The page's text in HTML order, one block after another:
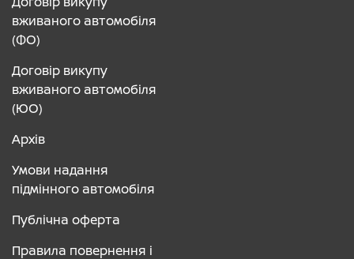
вживаного автомобіля
(ФО)
Договір викупу
вживаного автомобіля
(ЮО)
Архів
Умови надання
підмінного автомобіля
Публічна оферта
Правила повернення і